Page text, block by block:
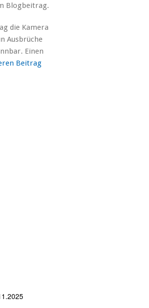
Blogbeitrag.
die Kamera
Ausbrüche
Einen
Beitrag